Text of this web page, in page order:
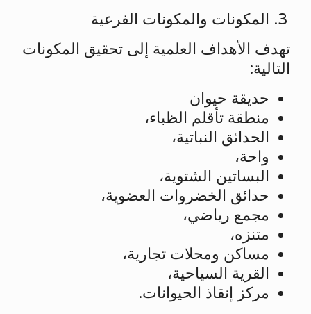
المكونات والمكونات الفرعية
تهدف الأهداف العلمية إلى تحقيق المكونات
التالية:
حديقة حيوان
منطقة تأقلم الظباء،
الحدائق النباتية،
واحة،
البساتين الشتوية،
حدائق الخضروات العضوية،
مجمع رياضي،
متنزه،
مساكن ومحلات تجارية،
القرية السياحية،
مركز إنقاذ الحيوانات.